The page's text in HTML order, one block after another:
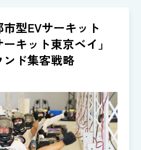
市型EVサーキット
ーキット東京ベイ」
ンド集客戦略